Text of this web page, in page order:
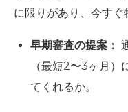
に限りがあり、今すぐ
早期審査の提案：
（最短2〜3ヶ月）
てくれるか。